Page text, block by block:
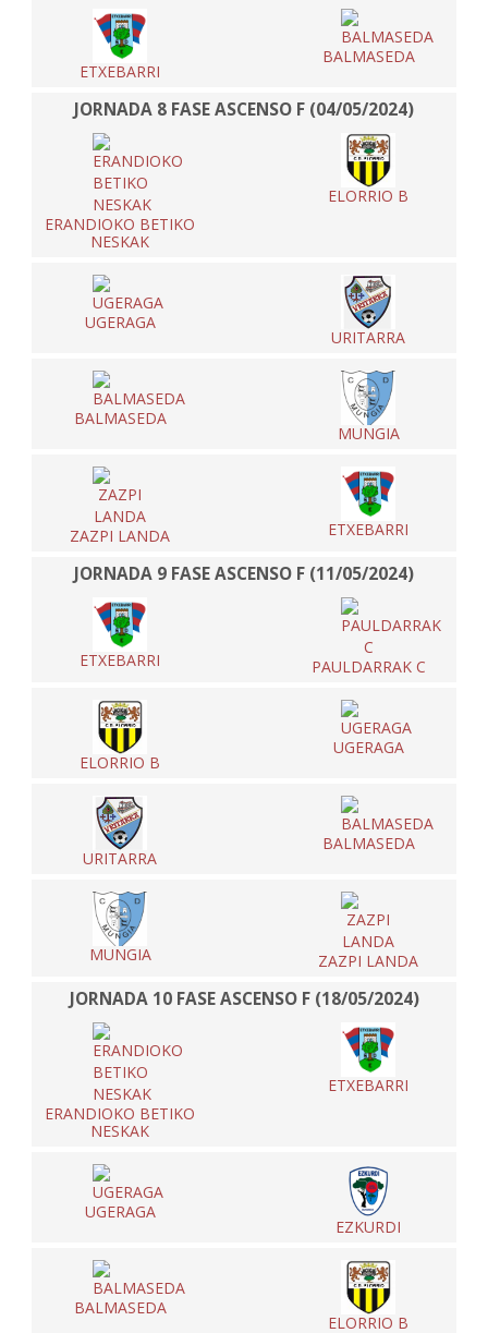
ETXEBARRI
BALMASEDA
JORNADA 8 FASE ASCENSO F (04/05/2024)
ERANDIOKO BETIKO
NESKAK
ELORRIO B
UGERAGA
URITARRA
BALMASEDA
MUNGIA
ZAZPI LANDA ETXEBARRI
JORNADA 9 FASE ASCENSO F (11/05/2024)
ETXEBARRI PAULDARRAK C
ELORRIO B
UGERAGA
URITARRA
BALMASEDA
MUNGIA ZAZPI LANDA
JORNADA 10 FASE ASCENSO F (18/05/2024)
ERANDIOKO BETIKO
NESKAK
ETXEBARRI
UGERAGA
EZKURDI
BALMASEDA
ELORRIO B